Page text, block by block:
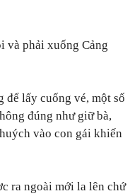
và phải xuống Cảng
để lấy cuống vé, một số
đúng như giữ bà,
vào con gái khiến
ra ngoài mới la lên chứ